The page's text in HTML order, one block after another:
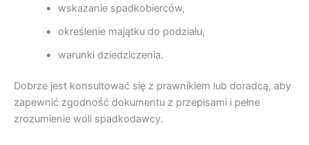
wskazanie spadkobierców,
określenie majątku do podziału,
warunki dziedziczenia.
Dobrze jest konsultować się z prawnikiem lub doradcą, aby
zapewnić zgodność dokumentu z przepisami i pełne
zrozumienie woli spadkodawcy.